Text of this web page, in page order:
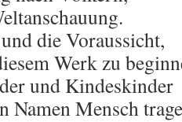
die Voraussicht,
Werk zu
und Kindeskinder
Namen Mensch